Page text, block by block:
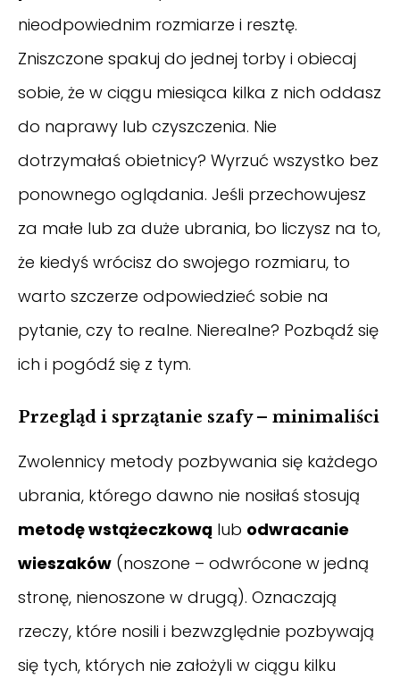
nieodpowiednim rozmiarze i resztę.
Zniszczone spakuj do jednej torby i obiecaj
sobie, że w ciągu miesiąca kilka z nich oddasz
do naprawy lub czyszczenia. Nie
dotrzymałaś obietnicy? Wyrzuć wszystko bez
ponownego oglądania. Jeśli przechowujesz
za małe lub za duże ubrania, bo liczysz na to,
że kiedyś wrócisz do swojego rozmiaru, to
warto szczerze odpowiedzieć sobie na
pytanie, czy to realne. Nierealne? Pozbądź się
ich i pogódź się z tym.
Przegląd i sprzątanie szafy – minimaliści
Zwolennicy metody pozbywania się każdego
ubrania, którego dawno nie nosiłaś stosują
metodę wstążeczkową lub odwracanie
wieszaków (noszone – odwrócone w jedną
stronę, nienoszone w drugą). Oznaczają
rzeczy, które nosili i bezwzględnie pozbywają
się tych, których nie założyli w ciągu kilku